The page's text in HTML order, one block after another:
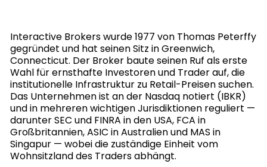
Interactive Brokers wurde 1977 von Thomas Peterffy
gegründet und hat seinen Sitz in Greenwich,
Connecticut. Der Broker baute seinen Ruf als erste
Wahl für ernsthafte Investoren und Trader auf, die
institutionelle Infrastruktur zu Retail-Preisen suchen.
Das Unternehmen ist an der Nasdaq notiert (IBKR)
und in mehreren wichtigen Jurisdiktionen reguliert —
darunter SEC und FINRA in den USA, FCA in
Großbritannien, ASIC in Australien und MAS in
Singapur — wobei die zuständige Einheit vom
Wohnsitzland des Traders abhängt.